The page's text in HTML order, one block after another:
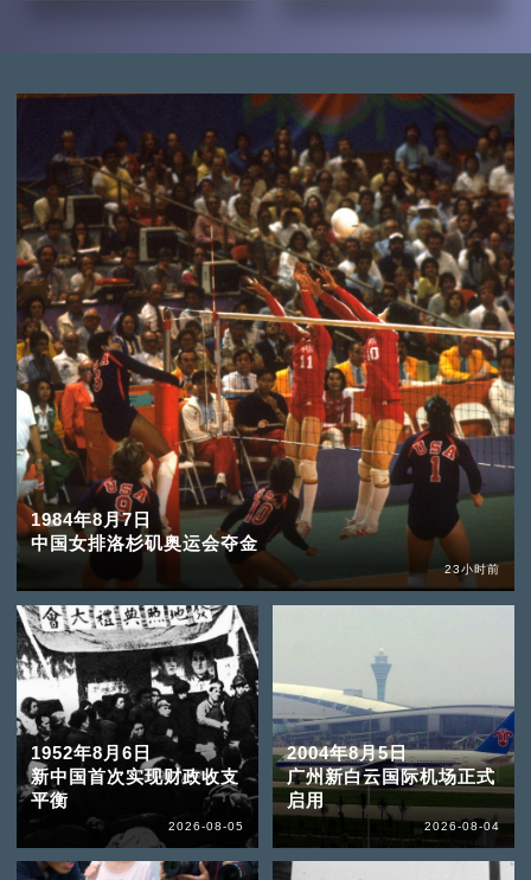
1984年8月7日
中国女排洛杉矶奥运会夺金
23小时前
1952年8月6日
新中国首次实现财政收支
平衡
2026-08-05
2004年8月5日
广州新白云国际机场正式
启用
2026-08-04